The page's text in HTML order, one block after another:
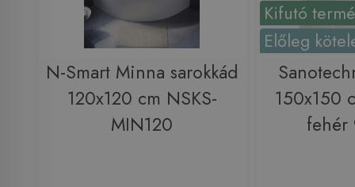
N-Smart Minna sarokkád
120x120 cm NSKS-
MIN120
Kifutó
Előleg
150x150